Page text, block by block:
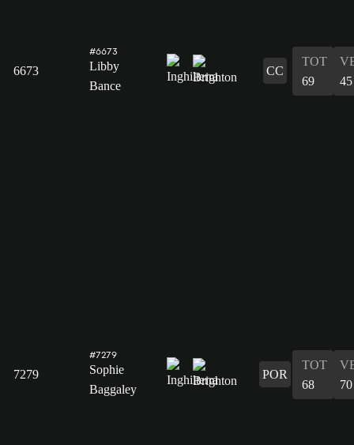
6673
#6673
Libby
Bance
CC
TOT
69
45
7279
#7279
Sophie
Baggaley
POR
TOT
68
70